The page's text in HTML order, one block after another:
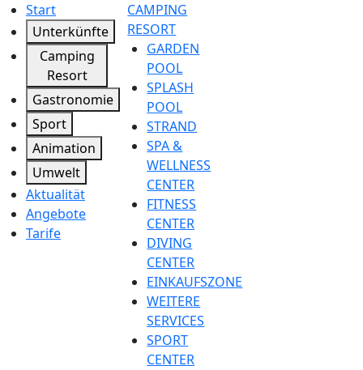
Start
Unterkünfte
Camping
Resort
Gastronomie
Sport
Animation
Umwelt
Aktualität
Angebote
Tarife
CAMPING
RESORT
GARDEN
POOL
SPLASH
POOL
STRAND
SPA &
WELLNESS
CENTER
FITNESS
CENTER
DIVING
CENTER
EINKAUFSZONE
WEITERE
SERVICES
SPORT
CENTER